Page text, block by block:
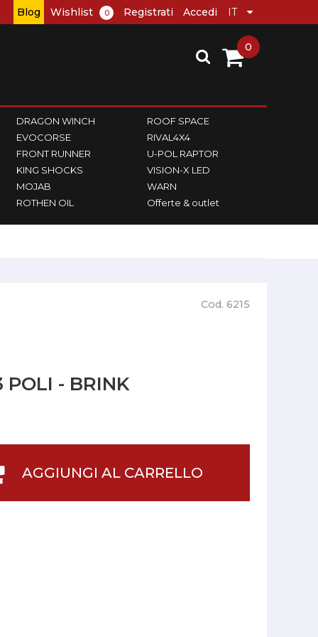
Blog Wishlist 0 Registrati Accedi
DRAGON WINCH
EVOCORSE
FRONT RUNNER
KING SHOCKS
MOJAB
ROTHEN OIL
ROOF SPACE
RIVAL4X4
U-POL RAPTOR
VISION-X LED
WARN
Offerte & outlet
0
Cod. 6215
POLI - BRINK
AGGIUNGI AL CARRELLO